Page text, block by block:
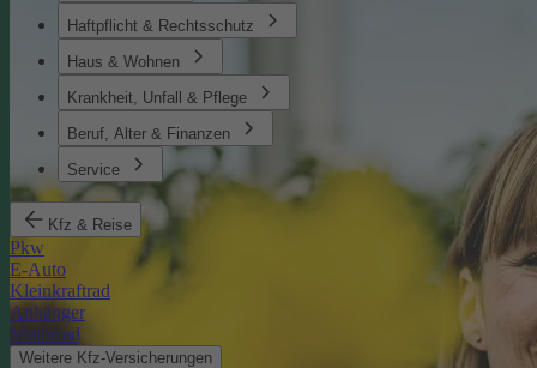
Haftpflicht & Rechtsschutz
Haus & Wohnen
Krankheit, Unfall & Pflege
Beruf, Alter & Finanzen
Service
Kfz & Reise
Pkw
E-Auto
Kleinkraftrad
Anhänger
Motorrad
Weitere Kfz-Versicherungen